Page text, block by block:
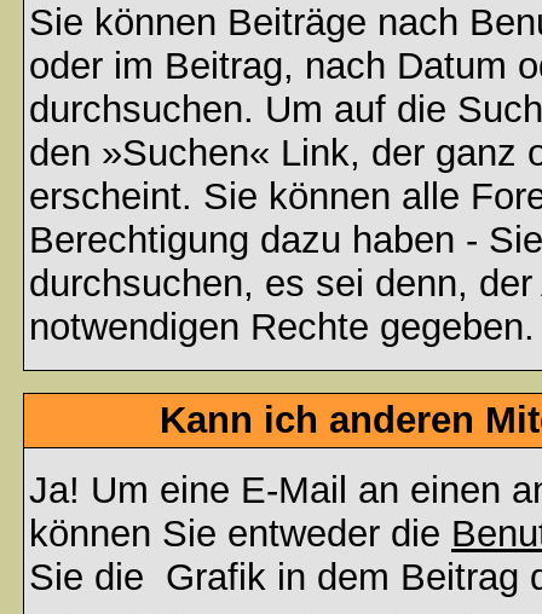
Sie können Beiträge nach
oder im Beitrag, nach Datum
durchsuchen. Um auf die
den »Suchen« Link, der ganz
erscheint. Sie können alle
Berechtigung dazu haben -
durchsuchen, es sei denn,
notwendigen Rechte gegeben.
Kann ich anderen
Ja! Um eine E-Mail an einen
können Sie entweder die
Sie die Grafik in dem Beitrag